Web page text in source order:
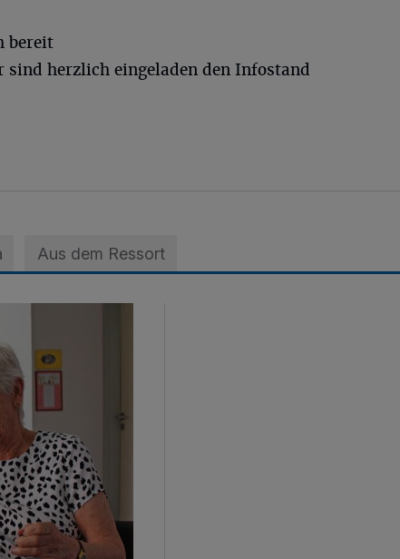
bereit
herzlich eingeladen den Infostand
Aus dem Ressort